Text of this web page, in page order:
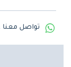
تواصل معنا